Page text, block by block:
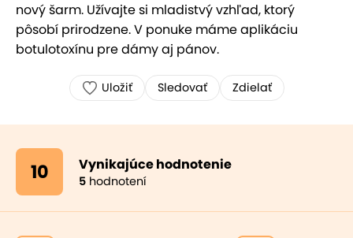
nový šarm. Užívajte si mladistvý vzhľad, ktorý
pôsobí prirodzene. V ponuke máme aplikáciu
botulotoxínu pre dámy aj pánov.
Uložiť Sledovať Zdielať
10 Vynikajúce hodnotenie
5 hodnotení